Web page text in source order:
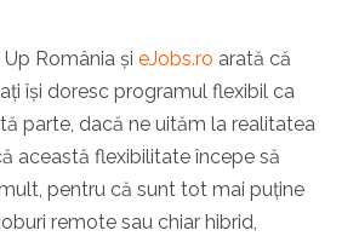
România și eJobs.ro arată că
își doresc programul flexibil ca
parte, dacă ne uităm la realitatea
această flexibilitate începe să
pentru că sunt tot mai puține
remote sau chiar hibrid,